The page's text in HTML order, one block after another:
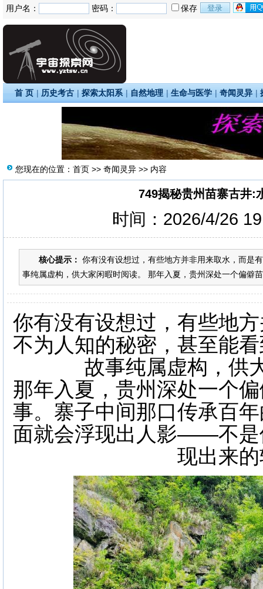
用户名： 密码： 保存
首 页 | 历史考古 | 探索太阳系 | 自然地理 | 生命与医学 | 奇闻灵异 |
您现在的位置： 首页 >> 奇闻灵异 >> 内容
749揭秘贵州苗寨古井:
时间：2026/4/26
核心提示： 你有没有设想过，有些地方并非用来取水，而是
事纯属虚构，供大家闲暇时阅读。 那年入夏，贵州深处一个偏僻
你有没有设想过，有些地
不为人知的秘密，甚至能
故事纯属虚构，供
那年入夏，贵州深处一个
事。寨子中间那口传承百
面就会浮现出人影——不是
现出来